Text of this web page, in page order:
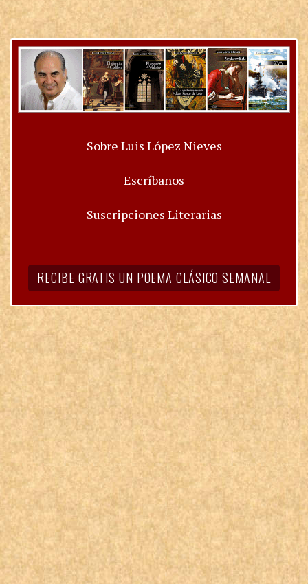
Sobre Luis López Nieves
Escríbanos
Suscripciones Literarias
RECIBE GRATIS UN POEMA CLÁSICO SEMANAL